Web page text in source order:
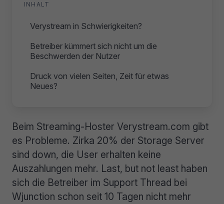
INHALT
Verystream in Schwierigkeiten?
Betreiber kümmert sich nicht um die
Beschwerden der Nutzer
Druck von vielen Seiten, Zeit für etwas
Neues?
Beim Streaming-Hoster Verystream.com gibt
es Probleme. Zirka 20% der Storage Server
sind down, die User erhalten keine
Auszahlungen mehr. Last, but not least haben
sich die Betreiber im Support Thread bei
Wjunction schon seit 10 Tagen nicht mehr